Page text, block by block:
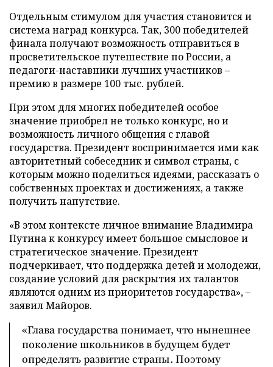
Отдельным стимулом для участия становится и
система наград конкурса. Так, 300 победителей
финала получают возможность отправиться в
просветительское путешествие по России, а
педагоги-наставники лучших участников –
премию в размере 100 тыс. рублей.
При этом для многих победителей особое
значение приобрел не только конкурс, но и
возможность личного общения с главой
государства. Президент воспринимается ими как
авторитетный собеседник и символ страны, с
которым можно поделиться идеями, рассказать о
собственных проектах и достижениях, а также
получить напутствие.
«В этом контексте личное внимание Владимира
Путина к конкурсу имеет большое смысловое и
стратегическое значение. Президент
подчеркивает, что поддержка детей и молодежи,
создание условий для раскрытия их талантов
являются одним из приоритетов государства», –
заявил Майоров.
«Глава государства понимает, что нынешнее
поколение школьников в будущем будет
определять развитие страны. Поэтому